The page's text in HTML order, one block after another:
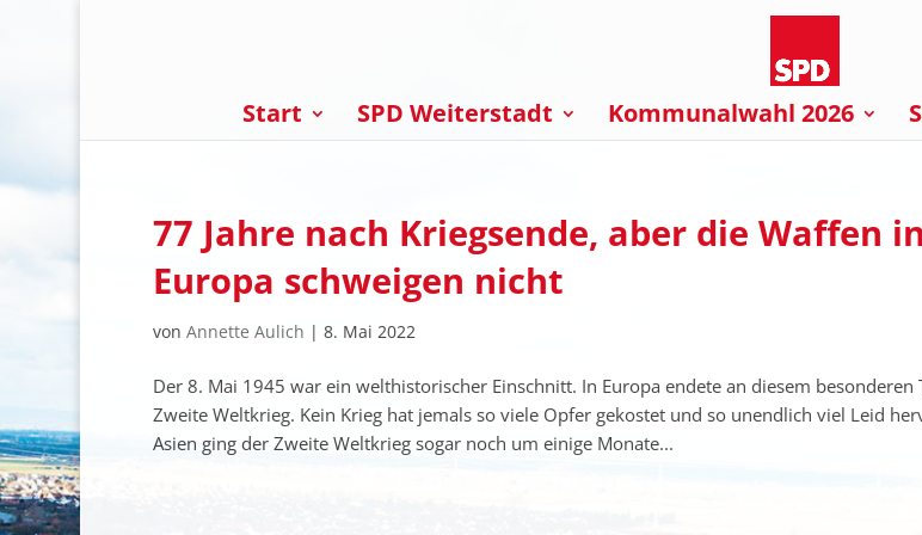
Start SPD Weiterstadt Kommunalwahl 2026
77 Jahre nach Kriegsende, aber die Waffen in
Europa schweigen nicht
von Annette Aulich | 8. Mai 2022
Der 8. Mai 1945 war ein welthistorischer Einschnitt. In Europa endete an diesem besonderen
Zweite Weltkrieg. Kein Krieg hat jemals so viele Opfer gekostet und so unendlich viel Leid
Asien ging der Zweite Weltkrieg sogar noch um einige Monate...